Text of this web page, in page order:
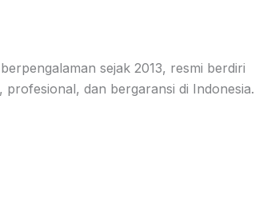
sejak 2013, resmi berdiri
dan bergaransi di Indonesia.